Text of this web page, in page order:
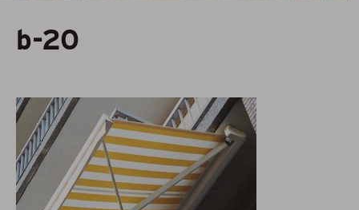
Serrezonwering
Projectzonwering
Over ons
Acties
b-20